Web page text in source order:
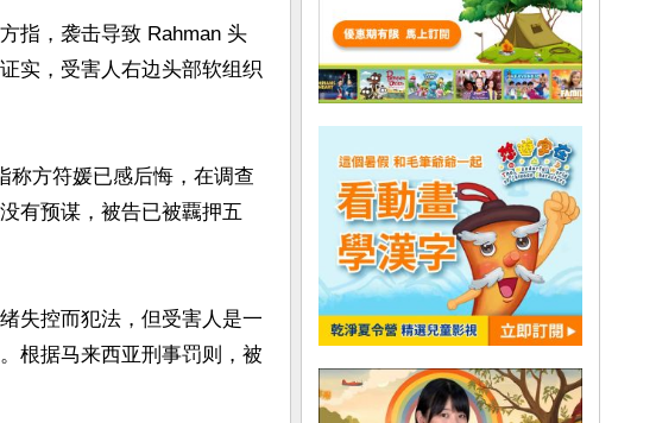
指，袭击导致 Rahman 头
实，受害人右边头部软组织
称方符媛已感后悔，在调查
有预谋，被告已被覊押五
失控而犯法，但受害人是一
根据马来西亚刑事罚则，被